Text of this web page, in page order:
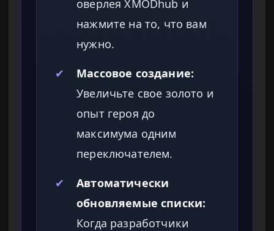
оверлея XMODhub и
нажмите на то, что вам
нужно.
✔
Массовое создание:
Увеличьте свое золото и
опыт героя до
максимума одним
переключателем.
✔
Автоматически
обновляемые списки:
Когда разработчики